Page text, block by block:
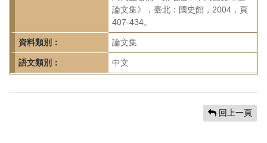
頁
論文集》，臺北：國史館，2004，頁
407-434。
資料類別： 論文集
語文類別： 中文
回上一頁